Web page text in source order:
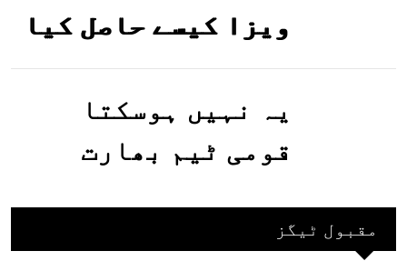
ویزا کیسے حاصل کیا
جاسکتا ہے؟جانیے
یہ نہیں ہوسکتا
قومی ٹیم بھارت
بھارتی ٹیم پاکستانمقبول ٹیگز